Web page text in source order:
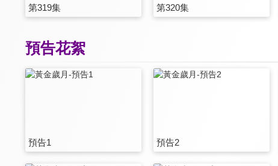
第319集 第320集
預告花絮
預告1 預告2